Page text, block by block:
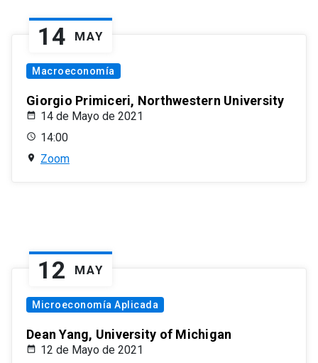
14 MAY
Macroeconomía
Giorgio Primiceri, Northwestern University
14 de Mayo de 2021
14:00
Zoom
12 MAY
Microeconomía Aplicada
Dean Yang, University of Michigan
12 de Mayo de 2021